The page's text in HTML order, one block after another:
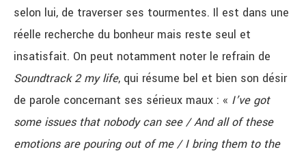
selon lui, de traverser ses tourmentes. Il est dans une
réelle recherche du bonheur mais reste seul et
insatisfait. On peut notamment noter le refrain de
Soundtrack 2 my life, qui résume bel et bien son désir
de parole concernant ses sérieux maux : « I’ve got
some issues that nobody can see / And all of these
emotions are pouring out of me / I bring them to the